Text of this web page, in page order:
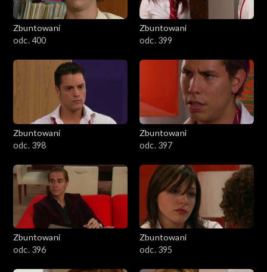
Zbuntowani
odc. 400
Zbuntowani
odc. 399
Zbuntowani
odc. 398
Zbuntowani
odc. 397
Zbuntowani
odc. 396
Zbuntowani
odc. 395